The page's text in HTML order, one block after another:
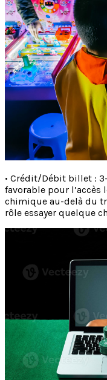
• Crédit/Débit billet :
favorable pour
chimique au-delà du
rôle essayer quelque